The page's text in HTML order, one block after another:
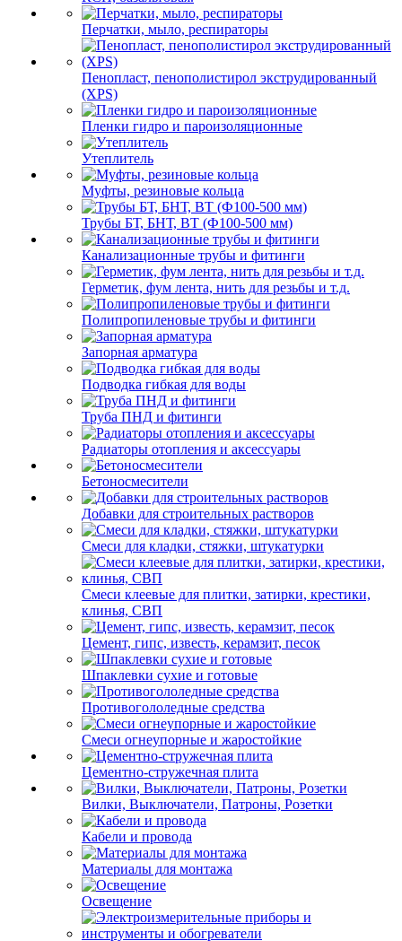
Перчатки, мыло, респираторы
Пенопласт, пенополистирол экструдированный
(XPS)
Пленки гидро и пароизоляционные
Утеплитель
Муфты, резиновые кольца
Трубы БТ, БНТ, ВТ (Ф100-500 мм)
Канализационные трубы и фитинги
Герметик, фум лента, нить для резьбы и т.д.
Полипропиленовые трубы и фитинги
Запорная арматура
Подводка гибкая для воды
Труба ПНД и фитинги
Радиаторы отопления и аксессуары
Бетоносмесители
Добавки для строительных растворов
Смеси для кладки, стяжки, штукатурки
Смеси клеевые для плитки, затирки, крестики,
клинья, СВП
Цемент, гипс, известь, керамзит, песок
Шпаклевки сухие и готовые
Противогололедные средства
Смеси огнеупорные и жаростойкие
Цементно-стружечная плита
Вилки, Выключатели, Патроны, Розетки
Кабели и провода
Материалы для монтажа
Освещение